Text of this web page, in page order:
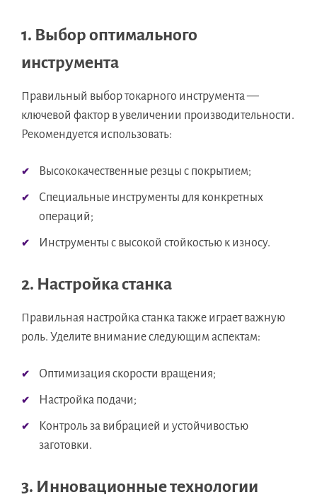
1. Выбор оптимального
инструмента
Правильный выбор токарного инструмента —
ключевой фактор в увеличении производительности.
Рекомендуется использовать:
Высококачественные резцы с покрытием;
Специальные инструменты для конкретных
операций;
Инструменты с высокой стойкостью к износу.
2. Настройка станка
Правильная настройка станка также играет важную
роль. Уделите внимание следующим аспектам:
Оптимизация скорости вращения;
Настройка подачи;
Контроль за вибрацией и устойчивостью
заготовки.
3. Инновационные технологии